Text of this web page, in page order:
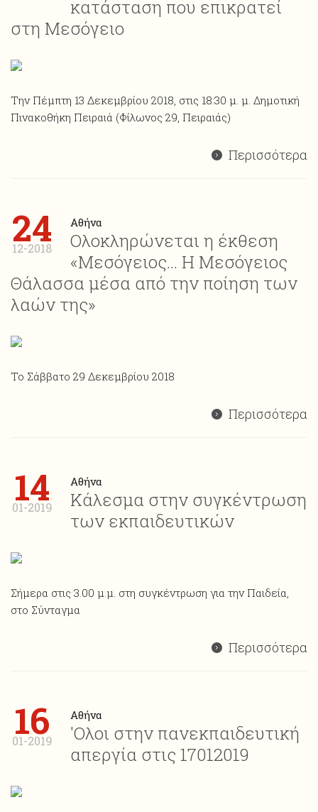
κατάσταση που επικρατεί
στη Μεσόγειο
Την Πέμπτη 13 Δεκεμβρίου 2018, στις 18:30 μ. μ. Δημοτική
Πινακοθήκη Πειραιά (Φίλωνος 29, Πειραιάς)
Περισσότερα
24
12-2018
Αθήνα
Ολοκληρώνεται η έκθεση
«Μεσόγειος… Η Μεσόγειος
Θάλασσα μέσα από την ποίηση των
λαών της»
Το Σάββατο 29 Δεκεμβρίου 2018
Περισσότερα
14
01-2019
Αθήνα
Κάλεσμα στην συγκέντρωση
των εκπαιδευτικών
Σήμερα στις 3.00 μ.μ. στη συγκέντρωση για την Παιδεία,
στο Σύνταγμα
Περισσότερα
16
01-2019
Αθήνα
'Ολοι στην πανεκπαιδευτική
απεργία στις 17012019